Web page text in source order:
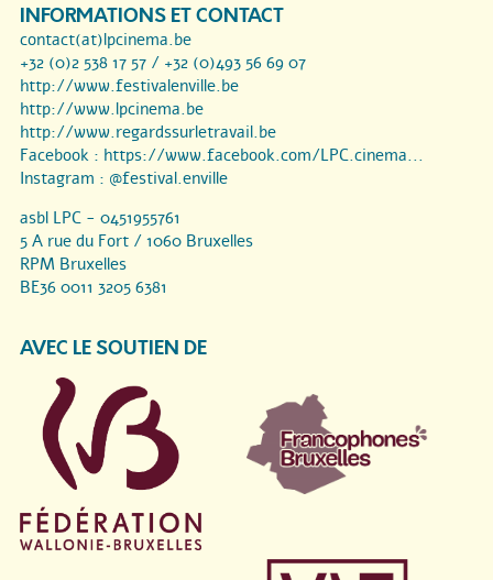
INFORMATIONS ET CONTACT
contact(at)lpcinema.be
+32 (0)2 538 17 57 / +32 (0)493 56 69 07
http://www.festivalenville.be
http://www.lpcinema.be
http://www.regardssurletravail.be
Facebook : https://www.facebook.com/LPC.cinema...
Instagram : @festival.enville
asbl LPC - 0451955761
5 A rue du Fort / 1060 Bruxelles
RPM Bruxelles
BE36 0011 3205 6381
AVEC LE SOUTIEN DE